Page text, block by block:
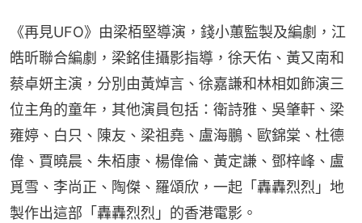
《再見UFO》由梁栢堅導演，錢小蕙監製及編劇，江
皓昕聯合編劇，梁銘佳攝影指導，徐天佑、黃又南和
蔡卓妍主演，分別由黃焯言、徐嘉謙和林相如飾演三
位主角的童年，其他演員包括：衛詩雅、吳肇軒、梁
雍婷、白只、陳友、梁祖堯、盧海鵬、歐錦棠、杜德
偉、賈曉晨、朱栢康、楊偉倫、黃定謙、鄧梓峰、盧
覓雪、李尚正、陶傑、羅頌欣，一起「轟轟烈烈」地
製作出這部「轟轟烈烈」的香港電影。